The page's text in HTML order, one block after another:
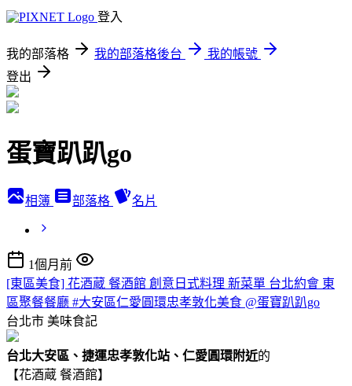
登入
我的部落格 我的部落格後台
我的帳號
登出
蛋寶趴趴go
相簿 部落格 名片
1個月前
[東區美食] 花酒蔵 餐酒館 創意日式料理 新菜單 台北約會 東
區聚餐餐廳 #大安區仁愛圓環忠孝敦化美食 @蛋寶趴趴go
台北市 美味食記
台北大安區、捷運忠孝敦化站、仁愛圓環附近的
【花酒蔵 餐酒館】